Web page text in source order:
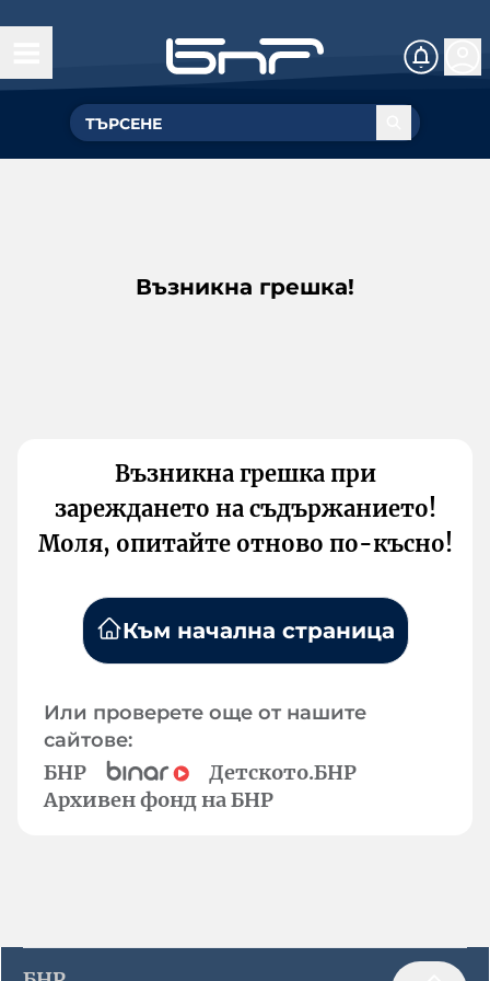
Възникна грешка!
Възникна грешка при
зареждането на съдържанието!
Моля, опитайте отново по-късно!
Към начална страница
Или проверете още от нашите
сайтове:
БНР
Детското.БНР
Архивен фонд на БНР